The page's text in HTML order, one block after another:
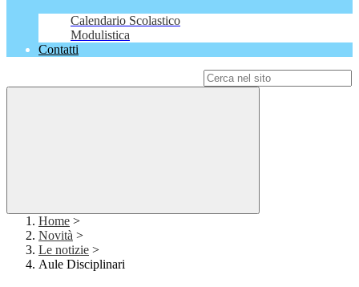
Calendario Scolastico
Modulistica
Contatti
Home >
Novità >
Le notizie >
Aule Disciplinari